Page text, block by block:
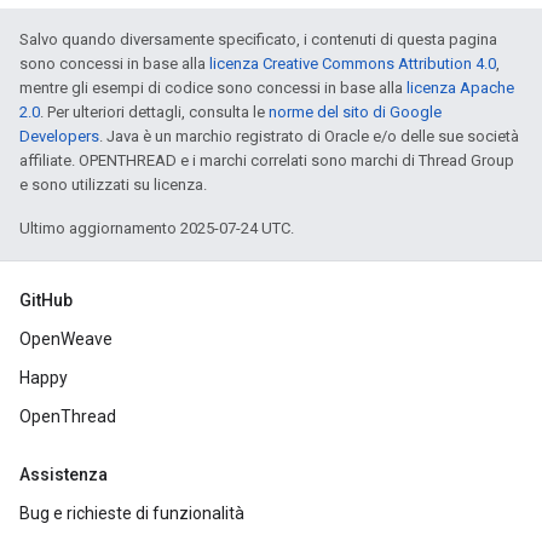
Salvo quando diversamente specificato, i contenuti di questa pagina
sono concessi in base alla licenza Creative Commons Attribution 4.0,
mentre gli esempi di codice sono concessi in base alla licenza Apache
2.0. Per ulteriori dettagli, consulta le norme del sito di Google
Developers. Java è un marchio registrato di Oracle e/o delle sue società
affiliate. OPENTHREAD e i marchi correlati sono marchi di Thread Group
e sono utilizzati su licenza.
Ultimo aggiornamento 2025-07-24 UTC.
GitHub
OpenWeave
Happy
OpenThread
Assistenza
Bug e richieste di funzionalità